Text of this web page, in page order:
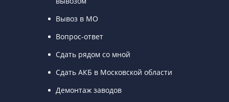
Вывоз в МО
Вопрос-ответ
Сдать рядом со мной
Сдать АКБ в Московской области
Демонтаж заводов